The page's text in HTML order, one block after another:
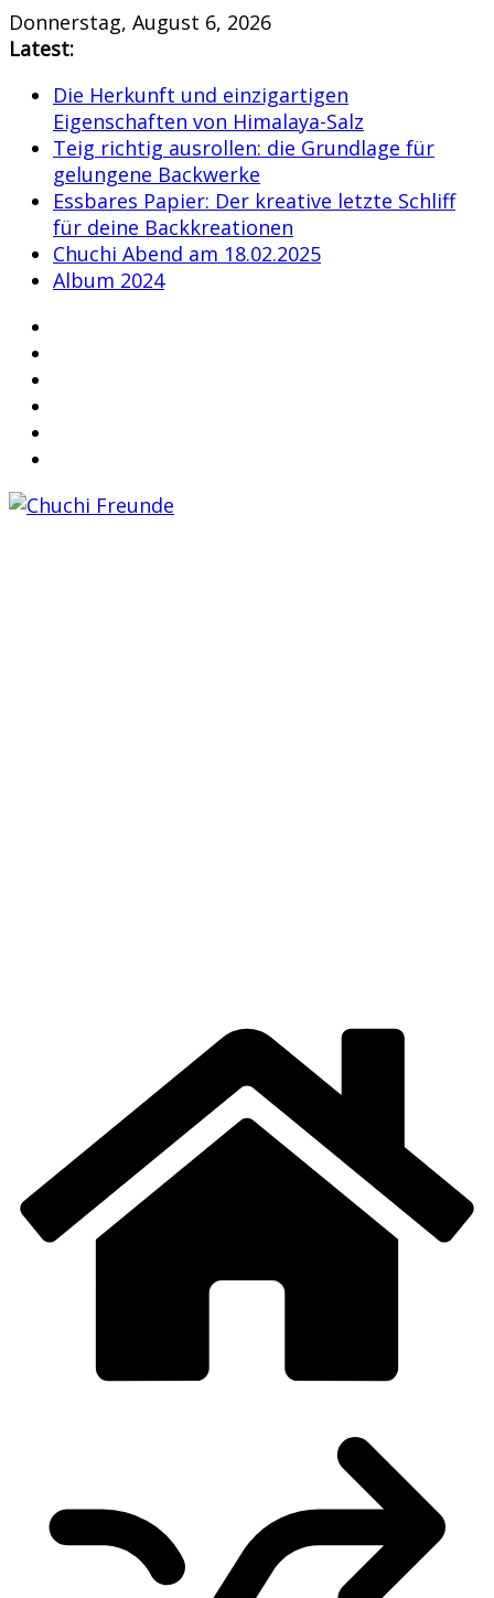
Skip
to
Donnerstag, August 6, 2026
Latest:
Die Herkunft und einzigartigen
Eigenschaften von Himalaya-Salz
Teig richtig ausrollen: die Grundlage für
gelungene Backwerke
Essbares Papier: Der kreative letzte Schliff
für deine Backkreationen
Chuchi Abend am 18.02.2025
Album 2024